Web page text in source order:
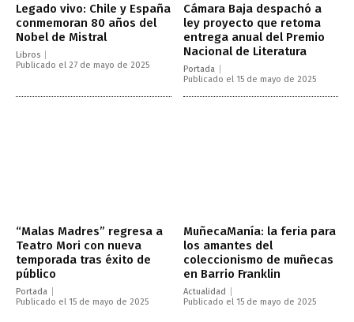
Legado vivo: Chile y España
conmemoran 80 años del
Nobel de Mistral
Libros
Publicado el 27 de mayo de 2025
Cámara Baja despachó a
ley proyecto que retoma
entrega anual del Premio
Nacional de Literatura
Portada
Publicado el 15 de mayo de 2025
“Malas Madres” regresa a
Teatro Mori con nueva
temporada tras éxito de
público
Portada
Publicado el 15 de mayo de 2025
MuñecaManía: la feria para
los amantes del
coleccionismo de muñecas
en Barrio Franklin
Actualidad
Publicado el 15 de mayo de 2025